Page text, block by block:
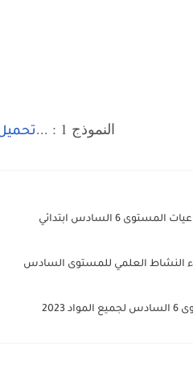
النموذج 1 : ...
6 السادس ابتدائي
النشاط العلمي للمستوى السادس